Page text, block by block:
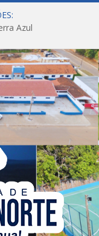
Azul